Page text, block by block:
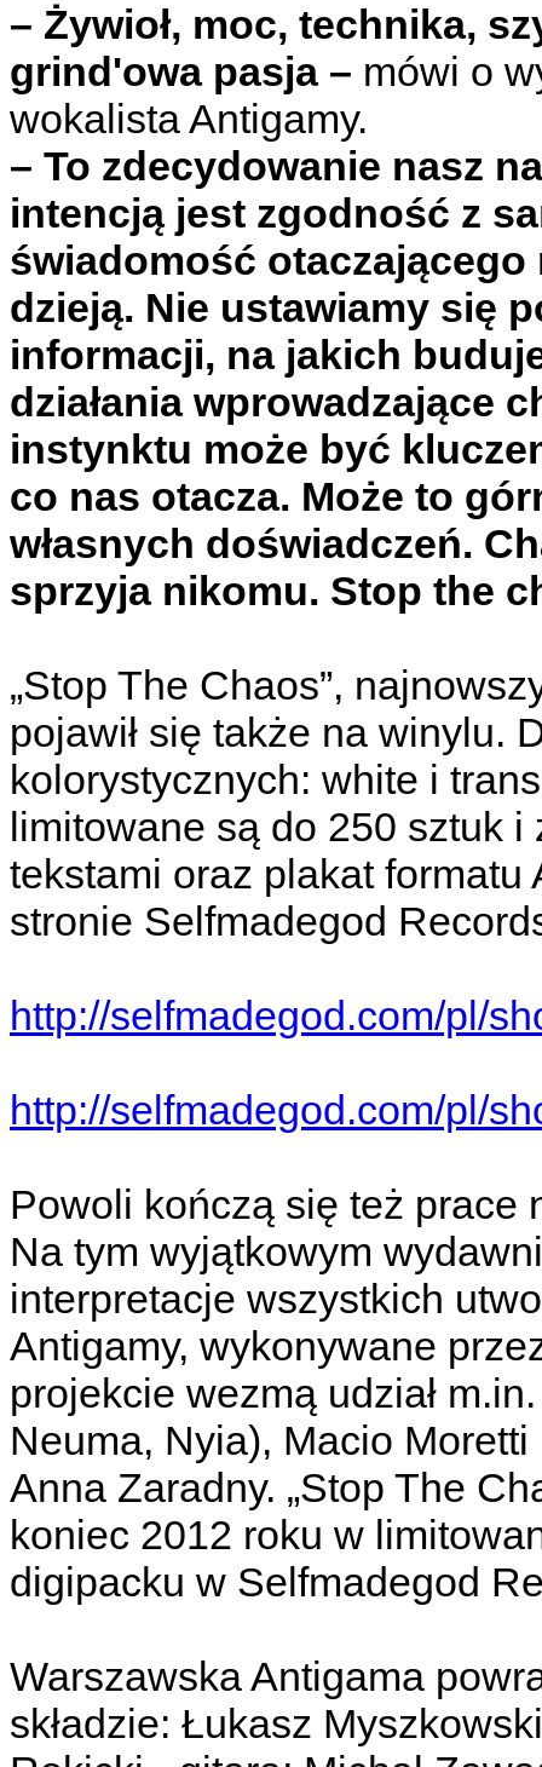
– Żywioł, moc, technika,
grind'owa pasja – mówi o
wokalista Antigamy.
– To zdecydowanie nasz
intencją jest zgodność z
świadomość
dzieją. Nie ustawiamy się
informacji, na jakich
działania wprowadzające
instynktu może być
co nas otacza. Może to
własnych doświadczeń.
sprzyja nikomu. Stop the
„Stop The Chaos”,
pojawił się także na winylu.
kolorystycznych: white i
limitowane są do 250 sztuk i
tekstami oraz plakat formatu
stronie Selfmadegod
http://selfmadegod.com/pl/
http://selfmadegod.com/pl/
Powoli kończą się też prace
Na tym wyjątkowym
interpretacje wszystkich
Antigamy, wykonywane
projekcie wezmą udział
Neuma, Nyia), Macio
Anna Zaradny. „Stop The
koniec 2012 roku w
digipacku w Selfmadegod
Warszawska Antigama
składzie: Łukasz